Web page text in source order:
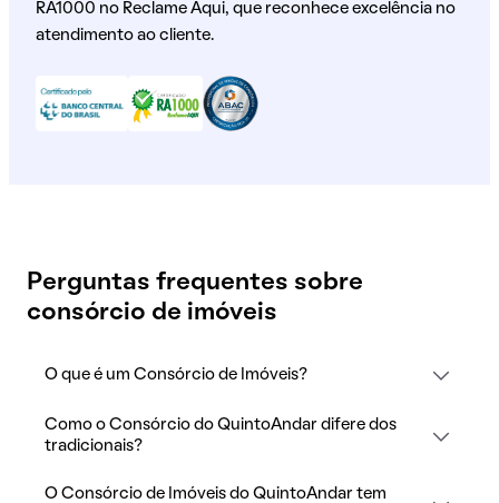
RA1000 no Reclame Aqui, que reconhece excelência no
atendimento ao cliente.
Perguntas frequentes sobre
consórcio de imóveis
O que é um Consórcio de Imóveis?
Como o Consórcio do QuintoAndar difere dos
tradicionais?
O Consórcio de Imóveis do QuintoAndar tem